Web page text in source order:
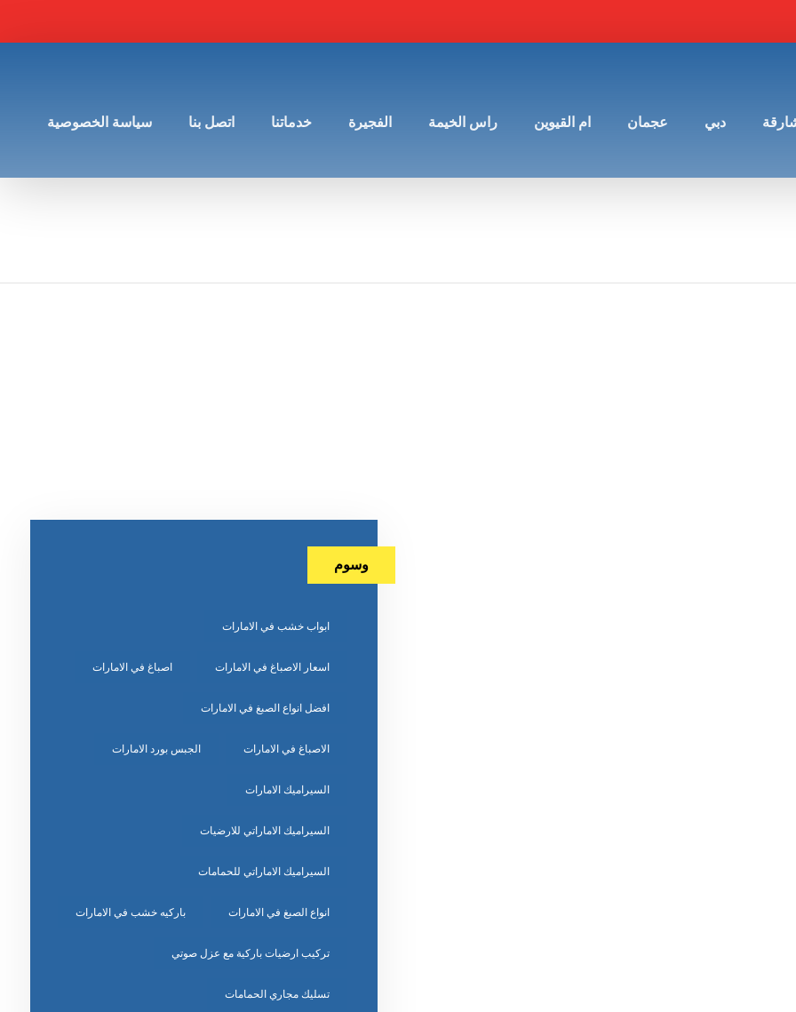
دبي عجمان ام القيوين راس الخيمة الفجيرة خدماتنا اتصل بنا سياسة الخصوصية
وسوم
ابواب خشب في الامارات
اسعار الاصباغ في الامارات اصباغ في الامارات
افضل انواع الصبغ في الامارات
الاصباغ في الامارات الجبس بورد الامارات
السيراميك الامارات
السيراميك الاماراتي للارضيات
السيراميك الاماراتي للحمامات
انواع الصبغ في الامارات باركيه خشب في الامارات
تركيب ارضيات باركية مع عزل صوتي
تسليك مجاري الحمامات